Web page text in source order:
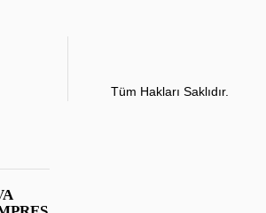
Tüm Hakları Saklıdır.